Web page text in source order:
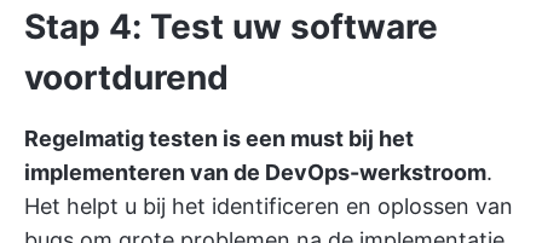
Stap 4: Test uw software
voortdurend
Regelmatig testen is een must bij het
implementeren van de DevOps-werkstroom.
Het helpt u bij het identificeren en oplossen van